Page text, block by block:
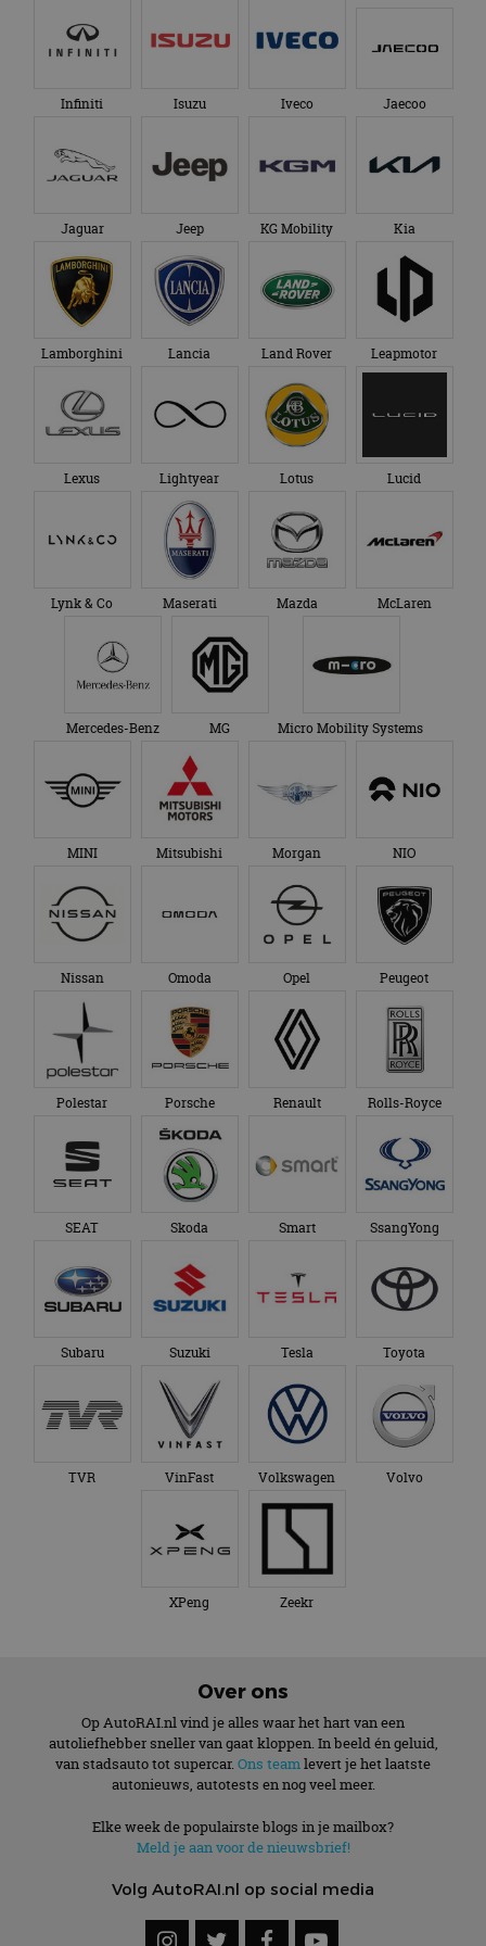
Infiniti Isuzu Iveco Jaecoo
Jaguar Jeep KG Mobility Kia
Lamborghini Lancia Land Rover Leapmotor
Lexus Lightyear Lotus Lucid
Lynk & Co Maserati Mazda McLaren
Mercedes-Benz MG Micro Mobility Systems
MINI Mitsubishi Morgan NIO
Nissan Omoda Opel Peugeot
Polestar Porsche Renault Rolls-Royce
SEAT Skoda Smart SsangYong
Subaru Suzuki Tesla Toyota
TVR VinFast Volkswagen Volvo
XPeng Zeekr
Over ons
Op AutoRAI.nl vind je alles waar het hart van een
autoliefhebber sneller van gaat kloppen. In beeld én geluid,
van stadsauto tot supercar. Ons teamlevert je het laatste
autonieuws, autotests en nog veel meer.
Elke week de populairste blogs in je mailbox?
Meld je aan voor de nieuwsbrief!
Volg AutoRAI.nl op social media